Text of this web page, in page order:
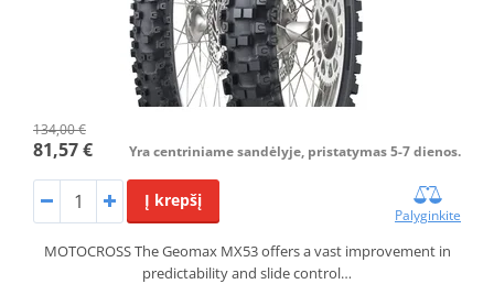
134,00 €
81,57 € Yra centriniame sandėlyje, pristatymas 5-7 dienos.
Į krepšį
Palyginkite
MOTOCROSS The Geomax MX53 offers a vast improvement in
predictability and slide control…